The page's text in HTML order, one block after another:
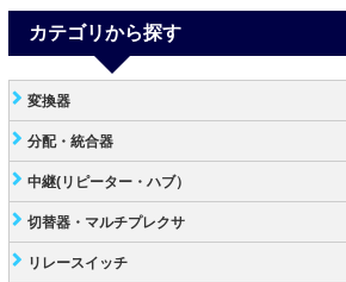
カテゴリから探す
変換器
分配・統合器
中継(リピーター・ハブ）
切替器・マルチプレクサ
リレースイッチ